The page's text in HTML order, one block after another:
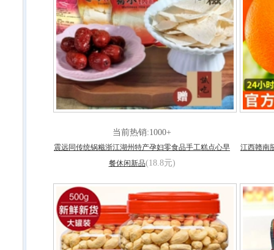
当前热销:1000+
震远同传统锅糍浙江湖州特产孕妇零食品手工糕点心早
餐休闲新品(18.8元)
江西赣南